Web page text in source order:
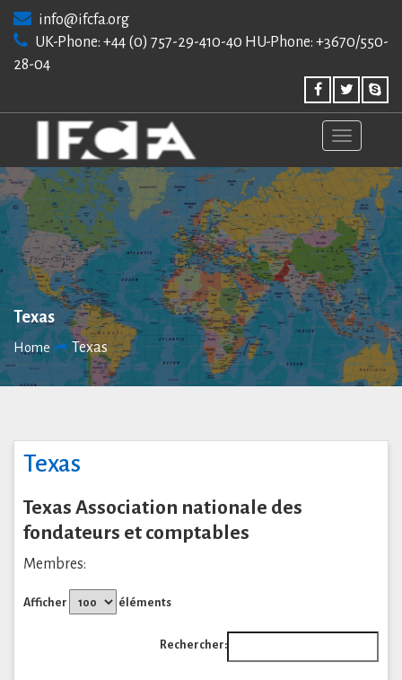
content
info@ifcfa.org
UK-Phone: +44 (0) 757-29-410-40 HU-Phone: +3670/550-
28-04
Texas
Home Texas
Texas
Texas Association nationale des
fondateurs et comptables
Membres:
Afficher éléments
Rechercher: